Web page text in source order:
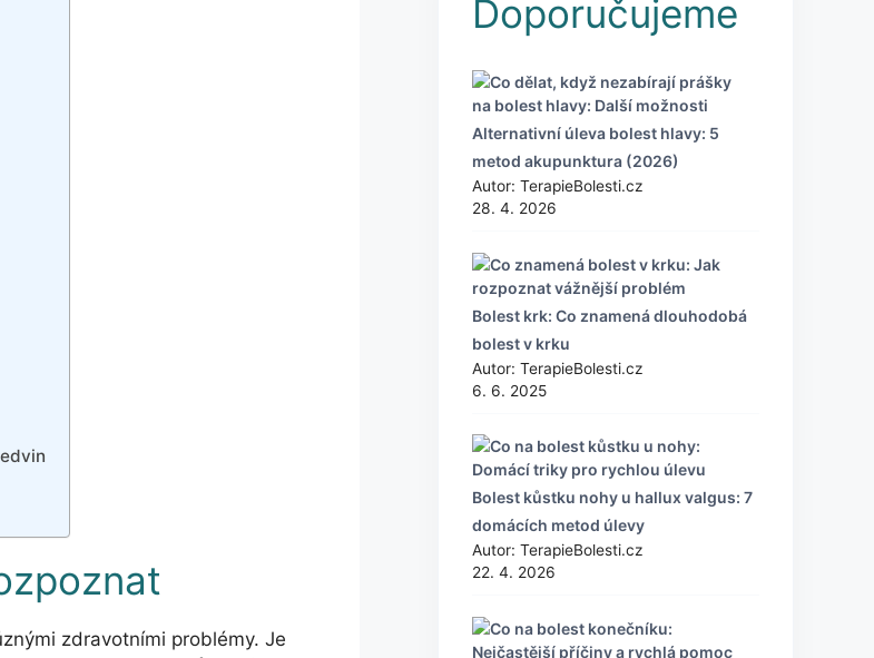
zdravotními problémy. Je
Doporučujeme
Alternativní úleva bolest hlavy: 5
metod akupunktura (2026)
Autor: TerapieBolesti.cz
28. 4. 2026
Bolest krk: Co znamená dlouhodobá
bolest v krku
Autor: TerapieBolesti.cz
6. 6. 2025
Bolest kůstku nohy u hallux valgus: 7
domácích metod úlevy
Autor: TerapieBolesti.cz
22. 4. 2026